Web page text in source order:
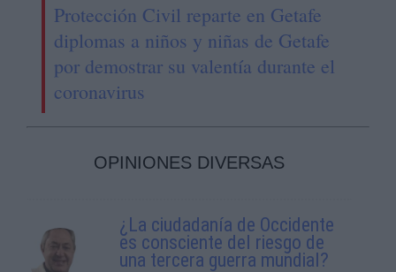
Protección Civil reparte en Getafe
diplomas a niños y niñas de Getafe
por demostrar su valentía durante el
coronavirus
OPINIONES DIVERSAS
¿La ciudadanía de Occidente
es consciente del riesgo de
una tercera guerra mundial?